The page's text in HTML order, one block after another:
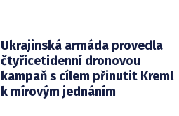
Ukrajinská armáda provedla
čtyřicetidenní dronovou
kampaň s cílem přinutit Kreml
k mírovým jednáním